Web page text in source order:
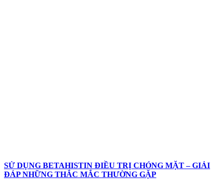
SỬ DỤNG BETAHISTIN ĐIỀU TRỊ CHÓNG MẶT – GIẢI
ĐÁP NHỮNG THẮC MẮC THƯỜNG GẶP